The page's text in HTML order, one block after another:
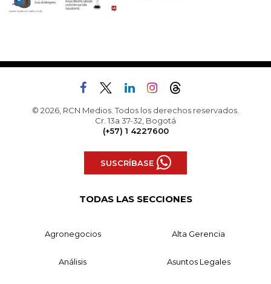
© 2026, RCN Medios. Todos los derechos reservados.
Cr. 13a 37-32, Bogotá
(+57) 1 4227600
SUSCRÍBASE
TODAS LAS SECCIONES
Agronegocios Alta Gerencia
Análisis Asuntos Legales